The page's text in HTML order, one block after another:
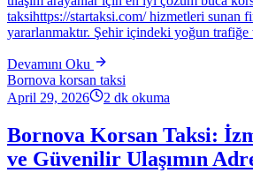
taksihttps://startaksi.com/ hizmetleri sunan
yararlanmaktır. Şehir içindeki yoğun trafiğe
Devamını Oku
Bornova korsan taksi
April 29, 2026
2 dk okuma
Bornova Korsan Taksi:
ve Güvenilir Ulaşımın